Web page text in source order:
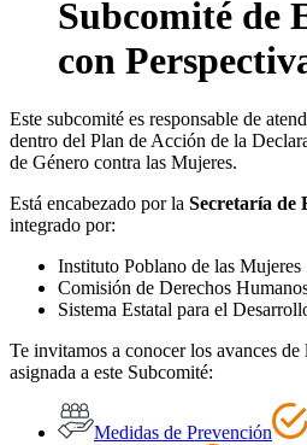
Subcomité de
con
Este subcomité es responsable de
dentro del Plan de Acción de la
de Género contra las Mujeres.
Está encabezado por la Secretaría de
integrado por:
Instituto Poblano de las Mujeres
Comisión de Derechos
Sistema Estatal para el
Te invitamos a conocer los avances de
asignada a este Subcomité:
Medidas de Prevención